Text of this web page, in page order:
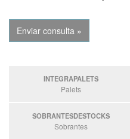
INTEGRAPALETS
Palets
SOBRANTESDESTOCKS
Sobrantes